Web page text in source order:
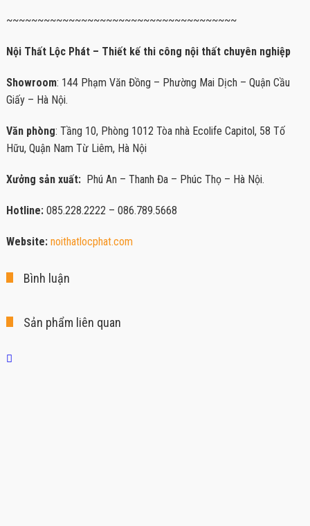
~~~~~~~~~~~~~~~~~~~~~~~~~~~~~~~~~~~~~
Nội Thất Lộc Phát – Thiết kế thi công nội thất chuyên nghiệp
Showroom: 144 Phạm Văn Đồng – Phường Mai Dịch – Quận Cầu
Giấy – Hà Nội.
Văn phòng: Tầng 10, Phòng 1012 Tòa nhà Ecolife Capitol, 58 Tố
Hữu, Quận Nam Từ Liêm, Hà Nội
Xưởng sản xuất:Phú An – Thanh Đa – Phúc Thọ – Hà Nội.
Hotline:085.228.2222 – 086.789.5668
Website: noithatlocphat.com
Bình luận
Sản phẩm liên quan